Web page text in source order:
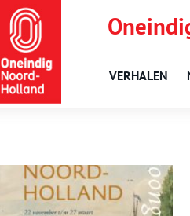
VERHALEN